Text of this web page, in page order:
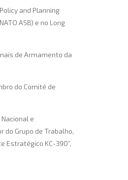
and Planning
ASB) e no Long
de Armamento da
do Comité de
e
do Grupo de Trabalho,
Estratégico KC-390”,